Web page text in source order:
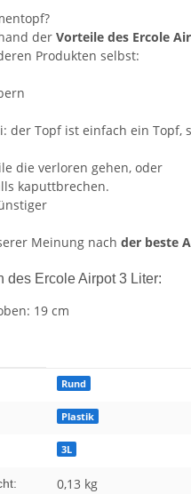
der Vorteile des Ercole
Produkten selbst:
der Topf ist einfach ein Topf,
die verloren gehen, oder
kaputtbrechen.
Meinung nach der beste
des Ercole Airpot 3 Liter:
19 cm
Rund
Plastik
3L
0,13 kg